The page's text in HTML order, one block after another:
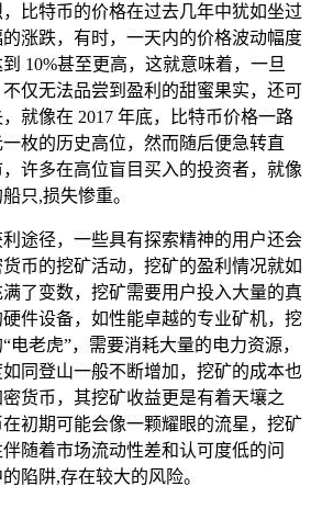
比特币的价格在过去几年中犹如坐过
涨跌，有时，一天内的价格波动幅度
10%甚至更高，这就意味着，一旦
仅无法品尝到盈利的甜蜜果实，还可
就像在 2017 年底，比特币价格一路
枚的历史高位，然而随后便急转直
许多在高位盲目买入的投资者，就像
只,损失惨重。
途径，一些具有探索精神的用户还会
币的挖矿活动，挖矿的盈利情况就如
了变数，挖矿需要用户投入大量的真
件设备，如性能卓越的专业矿机，挖
电老虎”，需要消耗大量的电力资源，
同登山一般不断增加，挖矿的成本也
货币，其挖矿收益更是有着天壤之
初期可能会像一颗耀眼的流星，挖矿
随着市场流动性差和认可度低的问
陷阱,存在较大的风险。